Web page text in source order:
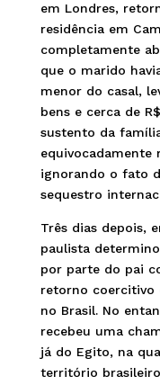
em Londres,
residência em
completamente
que o marido
menor do casal,
bens e cerca de
sustento da
equivocadamente
ignorando o fato
sequestro
Três dias depois,
paulista
por parte do pai
retorno coercitivo
no Brasil. No
recebeu uma
já do Egito, na
território